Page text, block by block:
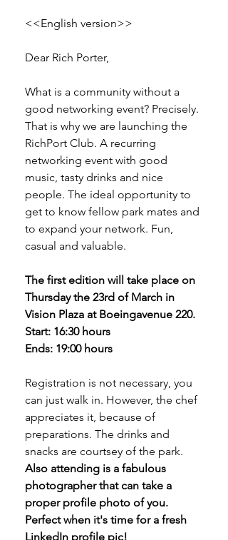
<<English version>>
Dear Rich Porter,
What is a community without a
good networking event? Precisely.
That is why we are launching the
RichPort Club. A recurring
networking event with good
music, tasty drinks and nice
people. The ideal opportunity to
get to know fellow park mates and
to expand your network. Fun,
casual and valuable.
The first edition will take place on
Thursday the 23rd of March in
Vision Plaza at Boeingavenue 220.
Start: 16:30 hours
Ends: 19:00 hours
Registration is not necessary, you
can just walk in. However, the chef
appreciates it, because of
preparations. The drinks and
snacks are courtsey of the park.
Also attending is a fabulous
photographer that can take a
proper profile photo of you.
Perfect when it's time for a fresh
LinkedIn profile pic!